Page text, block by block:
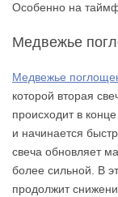
Особенно на
Медвежье
Медвежье
которой вторая
происходит в
и начинается
свеча обновляет
более сильной. В
продолжит